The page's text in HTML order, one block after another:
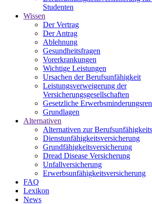
Studenten
Wissen
Der Vertrag
Der Antrag
Ablehnung
Gesundheitsfragen
Vorerkrankungen
Wichtige Leistungen
Ursachen der Berufsunfähigkeit
Leistungsverweigerung der
Versicherungsgesellschaften
Gesetzliche
Grundlagen
Alternativen
Alternativen zur
Dienstunfähigkeitsversicherung
Grundfähigkeitsversicherung
Dread Disease Versicherung
Unfallversicherung
Erwerbsunfähigkeitsversicherung
FAQ
Lexikon
News